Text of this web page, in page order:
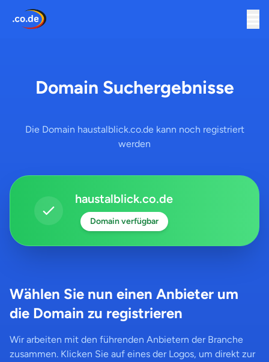
Domain Suchergebnisse
Die Domain haustalblick.co.de kann noch registriert
werden
haustalblick.co.de
Domain verfügbar
Wählen Sie nun einen Anbieter um
die Domain zu registrieren
Wir arbeiten mit den führenden Anbietern der Branche
zusammen. Klicken Sie auf eines der Logos, um direkt zur